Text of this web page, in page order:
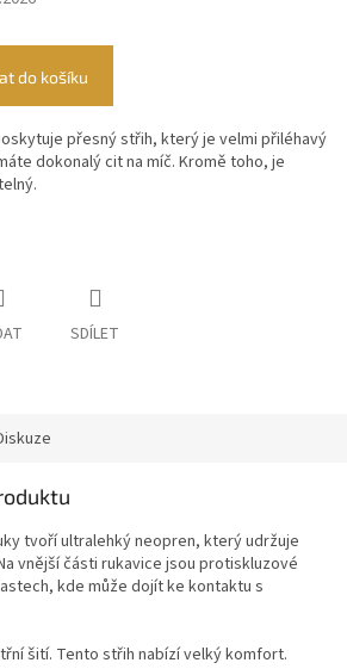
do košíku
přesný střih, který je velmi přiléhavý
dokonalý cit na míč. Kromě toho, je
SDÍLET
tvoří ultralehký neopren, který udržuje
vnější části rukavice jsou protiskluzové
kde může dojít ke kontaktu s
šití. Tento střih nabízí velký komfort.